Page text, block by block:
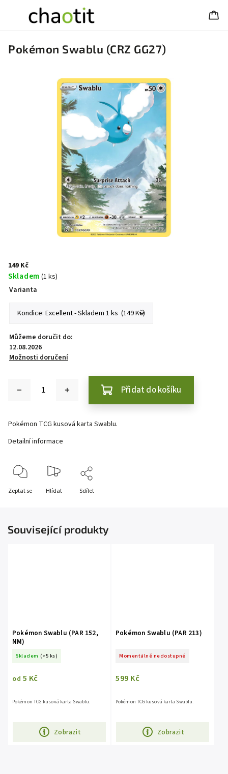
Pokémon Swablu (CRZ GG27)
149 Kč
Skladem (1 ks)
Varianta
Můžeme doručit do:
12.08.2026
Možnosti doručení
Přidat do košíku
Pokémon TCG kusová karta Swablu.
Detailní informace
Zeptat se Hlídat Sdílet
Související produkty
Pokémon Swablu (PAR 152,
NM)
Skladem (>5 ks)
od 5 Kč
Zobrazit
Pokémon TCG kusová karta Swablu.
Pokémon Swablu (PAR 213)
Momentálně nedostupné
599 Kč
Zobrazit
Pokémon TCG kusová karta Swablu.